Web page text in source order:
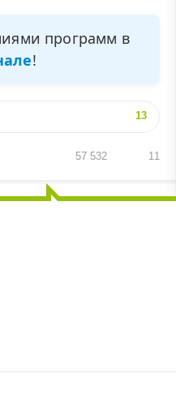
программ в
!
13
11
57 532